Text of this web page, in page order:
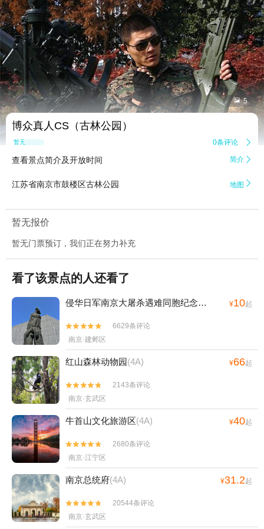
 5
博众真人CS（古林公园）
暂无点评 0条评论 
查看景点简介及开放时间 简介 
江苏省南京市鼓楼区古林公园 地图 
暂无报价
暂无门票预订，我们正在努力补充
看了该景点的人还看了
侵华日军南京大屠杀遇难同胞纪念馆 ¥10起


6629条评论
南京·建邺区
红山森林动物园(4A) ¥66起


2143条评论
南京·玄武区
牛首山文化旅游区(4A) ¥40起


2680条评论
南京·江宁区
南京总统府(4A) ¥31.2起


20544条评论
南京·玄武区
